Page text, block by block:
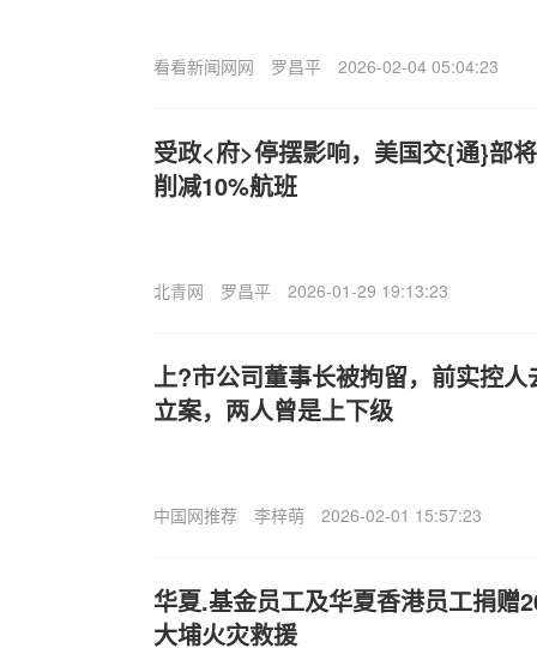
看看新闻网网 罗昌平 2026-02-04 05:04:23
受政<府>停摆影响，美国交{通}部
削减10%航班
北青网 罗昌平 2026-01-29 19:13:23
上?市公司董事长被拘留，前实控
立案，两人曾是上下级
中国网推荐 李梓萌 2026-02-01 15:57:23
华夏.基金员工及华夏香港员工捐赠
大埔火灾救援